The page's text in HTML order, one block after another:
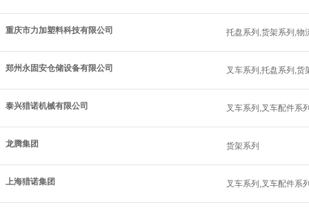
重庆市力加塑料科技有限公司 托盘系列,货架系列,物
郑州永固安仓储设备有限公司 叉车系列,托盘系列,货
泰兴猎诺机械有限公司 叉车系列,叉车配件系
龙腾集团 货架系列
上海猎诺集团 叉车系列,叉车配件系